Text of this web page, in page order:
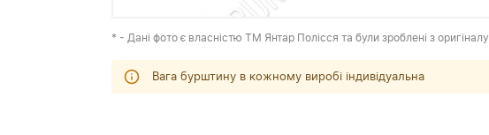
* - Дані фото є власністю ТМ Янтар Полісся та були зроблені з оригіналу
Вага бурштину в кожному виробі індивідуальна